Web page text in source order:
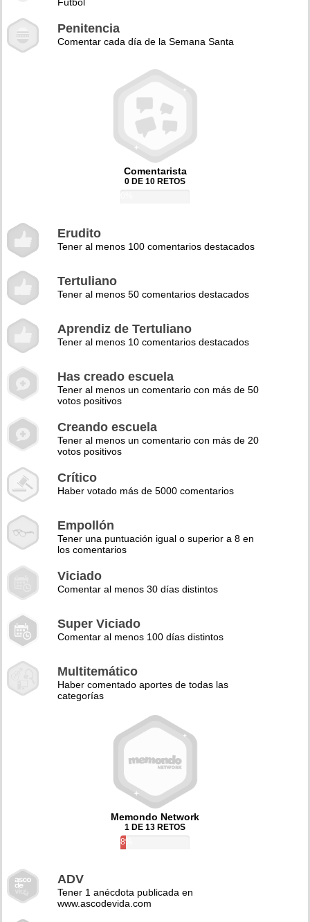
Penitencia
Comentar cada día de la Semana Santa
Comentarista
0 DE 10 RETOS
Erudito
Tener al menos 100 comentarios destacados
Tertuliano
Tener al menos 50 comentarios destacados
Aprendiz de Tertuliano
Tener al menos 10 comentarios destacados
Has creado escuela
Tener al menos un comentario con más de 50
votos positivos
Creando escuela
Tener al menos un comentario con más de 20
votos positivos
Crítico
Haber votado más de 5000 comentarios
Empollón
Tener una puntuación igual o superior a 8 en
los comentarios
Viciado
Comentar al menos 30 días distintos
Super Viciado
Comentar al menos 100 días distintos
Multitemático
Haber comentado aportes de todas las
categorías
Memondo Network
1 DE 13 RETOS
8%
ADV
Tener 1 anécdota publicada en
www.ascodevida.com